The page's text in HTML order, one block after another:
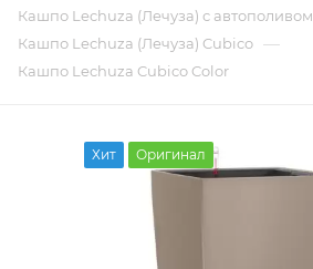
Кашпо Lechuza (Лечуза) с автополивом
Кашпо Lechuza (Лечуза) Cubico —
Кашпо Lechuza Cubico Color
Хит Оригинал